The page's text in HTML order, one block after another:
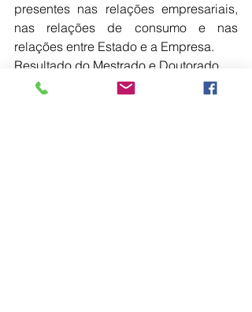
presentes nas relações empresariais,
nas relações de consumo e nas
relações entre Estado e a Empresa.
Resultado do Mestrado e Doutorado
O resultado final do processo seletivo